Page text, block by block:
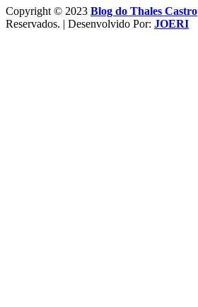
Copyright © 2023 Blog do Thales Castro
Reservados. | Desenvolvido Por: JOERI